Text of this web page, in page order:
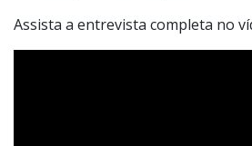
Assista a entrevista completa no